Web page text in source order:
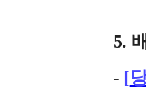
5.
- [